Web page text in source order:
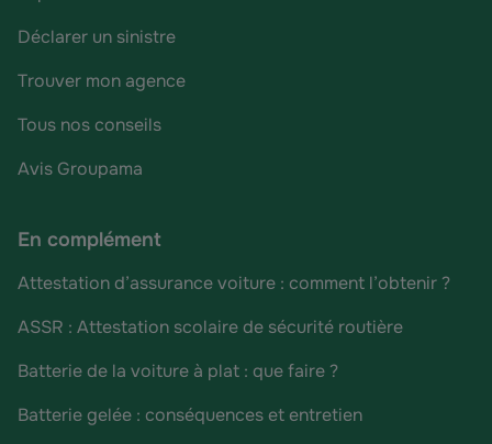
Déclarer un sinistre
Trouver mon agence
Tous nos conseils
Avis Groupama
En complément
Attestation d’assurance voiture : comment l’obtenir ?
ASSR : Attestation scolaire de sécurité routière
Batterie de la voiture à plat : que faire ?
Batterie gelée : conséquences et entretien